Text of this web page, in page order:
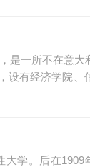
是一所不在意
有经济学院
学。后在